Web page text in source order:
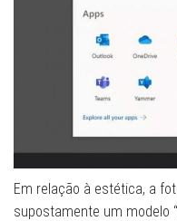
Em relação à estética, a
supostamente um modelo